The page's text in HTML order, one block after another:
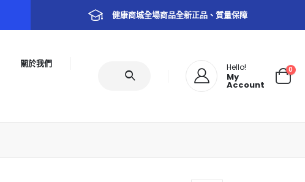
健康商城全場商品全新正品、質量保障
關於我們 Hello!
My
Account
0